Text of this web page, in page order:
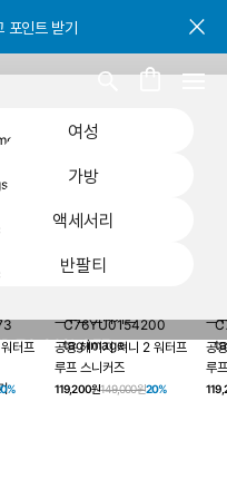
포인트 받기
포인트 받기
포인트 받기
여성
가방
액세서리
반팔티
TO 20% OFF
터프
공용 헤이지 져니 2 워터프
루프 스니커즈
119,200원149,000원20%
공
루